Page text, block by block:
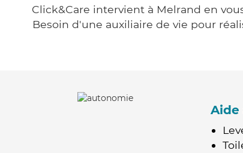
Click&Care intervient à Melrand en
Besoin d'une auxiliaire de vie pour
Aide